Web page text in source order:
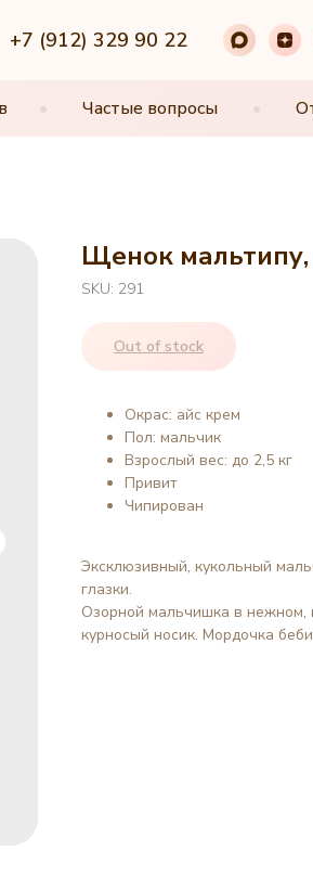
+7 (912) 329 90 22
Частые вопросы
• •
+7 (912) 329 90 22
Частые вопросы
• •
Щенок
SKU: 291
Out of stock
Окрас: айс крем
Пол: мальчик
Взрослый вес: до 2,5 кг
Привит
Чипирован
Эксклюзивный, кукольный
глазки.
Озорной мальчишка в нежном,
курносый носик. Мордочка